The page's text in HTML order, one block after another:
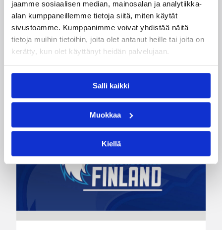
jaamme sosiaalisen median, mainosalan ja analytiikka-
alan kumppaneillemme tietoja siitä, miten käytät
sivustoamme. Kumppanimme voivat yhdistää näitä
tietoja muihin tietoihin, joita olet antanut heille tai joita on
kerätty, kun olet käyttänyt heidän palvelujaan.
Salli kaikki
Muokkaa
Kiellä
Pääjuttu